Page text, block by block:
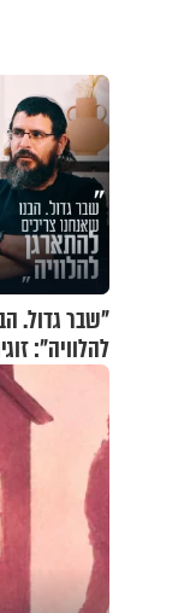
"שבר גדול.
להלוויה":
וגד דנינו